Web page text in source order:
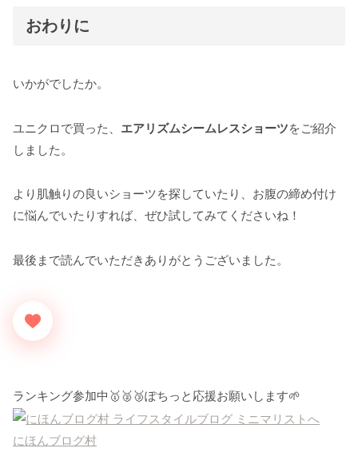
おわりに
いかがでしたか。
ユニクロで買った、 エアリズムシームレスショーツをご紹介
しました。
より肌触りの良いショーツを探していたり、お腹の締め付け
に悩んでいたりすれば、ぜひ試してみてくださいね！
最後まで読んでいただきありがとうございました。
ランキング参加中🥇🥈🥉ぽちっと応援お願いします🌱
にほんブログ村